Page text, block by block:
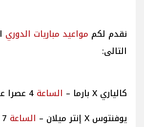
نقدم لكم مواعيد مباريات الدوري
التالى:
كالياري X بارما – الساعة
يوفنتوس X إنتر ميلان –
الساعة